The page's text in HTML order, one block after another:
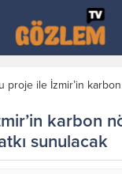
proje ile İzmir’in
karbon
sunulacak